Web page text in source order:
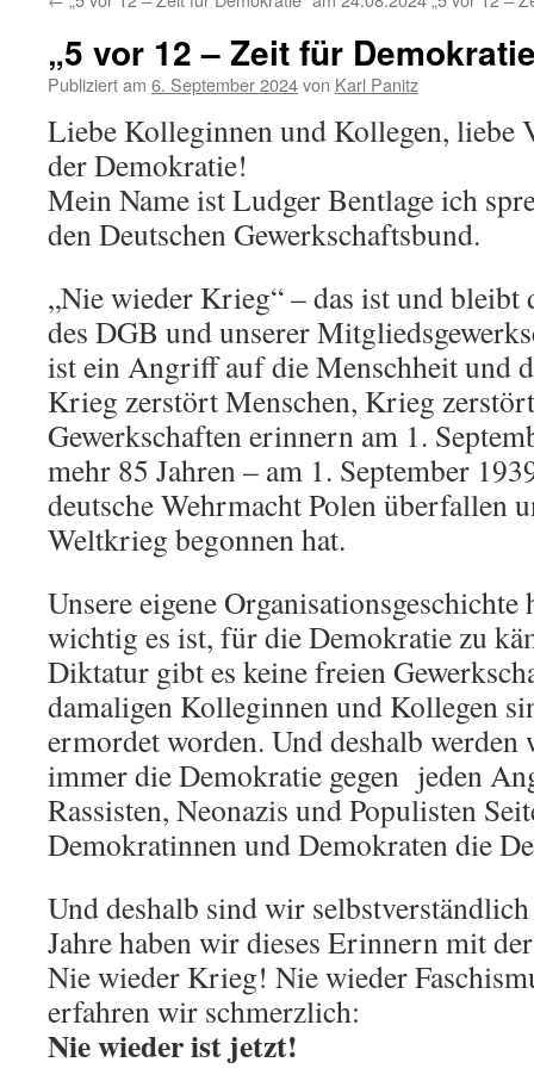
„5 vor 12 – Zeit für
Publiziert am 6. September 2024von Karl Panitz
Liebe Kolleginnen und Kollegen, liebe
der Demokratie!
Mein Name ist Ludger Bentlage ich
den Deutschen Gewerkschaftsbund.
„Nie wieder Krieg“ – das ist und bleibt
des DGB und unserer
ist ein Angriff auf die Menschheit und
Krieg zerstört Menschen, Krieg
Gewerkschaften erinnern am 1.
mehr 85 Jahren – am 1. September
deutsche Wehrmacht Polen überfallen
Weltkrieg begonnen hat.
Unsere eigene
wichtig es ist, für die Demokratie zu
Diktatur gibt es keine freien
damaligen Kolleginnen und Kollegen
ermordet worden. Und deshalb werden
immer die Demokratie gegen jeden
Rassisten, Neonazis und Populisten
Demokratinnen und Demokraten die
Und deshalb sind wir
Jahre haben wir dieses Erinnern mit
Nie wieder Krieg! Nie wieder
erfahren wir schmerzlich:
Nie wieder ist jetzt!